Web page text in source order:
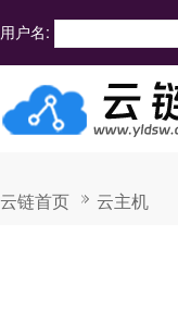
用户名:
云链首页 云主机